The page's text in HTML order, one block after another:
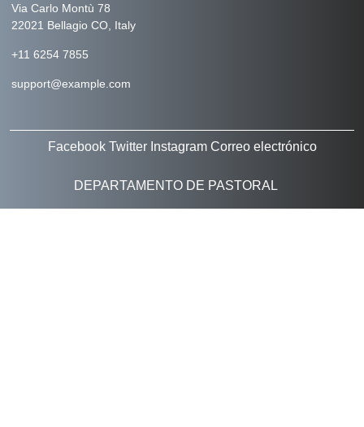
Via Carlo Montù 78
22021 Bellagio CO, Italy
+11 6254 7855
support@example.com
Facebook Twitter Instagram Correo electrónico
DEPARTAMENTO DE PASTORAL